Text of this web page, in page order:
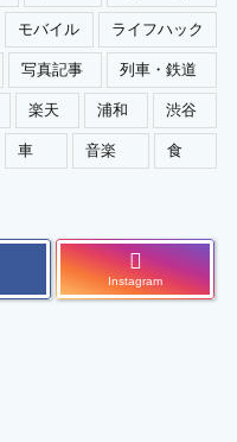
モバイル
ライフハック
写真記事
列車・鉄道
楽天 浦和
渋谷
車 音楽 食
Instagram